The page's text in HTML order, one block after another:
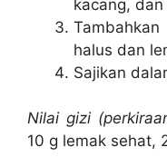
kacang,
halus dan
Sajikan
Nilai gizi
10 g lemak sehat,